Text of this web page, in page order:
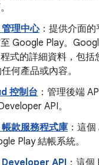
理中心：提供介面
Google Play。
式的詳細資料，包括
何產品或內容。
控制台 ：管理後端
API。
款服務程式庫 ：這
Play 結帳系統。
API ：這個